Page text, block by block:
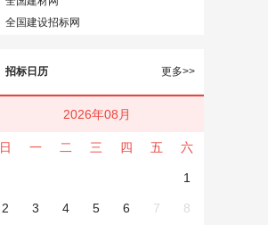
全国建设招标网
招标日历 更多>>
2026年08月
日 一 二 三 四 五 六
1
2 3 4 5 6 7 8